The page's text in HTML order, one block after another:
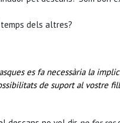
dels altres?
es fa necessària la
de suport al vostre